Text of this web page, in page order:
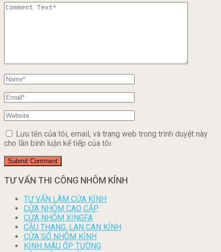
Lưu tên của tôi, email, và trang web trong trình duyệt này
cho lần bình luận kế tiếp của tôi.
TƯ VẤN THI CÔNG NHÔM KÍNH
TƯ VẤN LÀM CỬA KÍNH
CỬA NHÔM CAO CẤP
CỬA NHÔM XINGFA
CẦU THANG, LAN CAN KÍNH
CỬA SỔ NHÔM KÍNH
KÍNH MÀU ỐP TƯỜNG